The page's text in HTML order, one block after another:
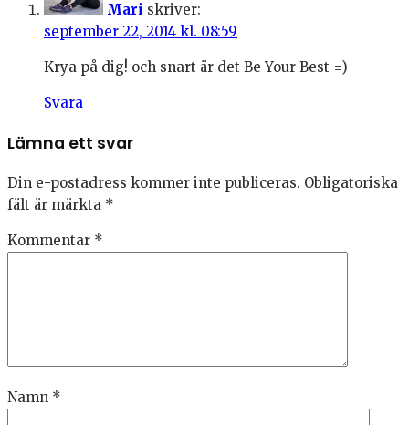
Mari skriver:
september 22, 2014 kl. 08:59
Krya på dig! och snart är det Be Your Best =)
Svara
Lämna ett svar
Din e-postadress kommer inte publiceras. Obligatoriska
fält är märkta *
Kommentar *
Namn *